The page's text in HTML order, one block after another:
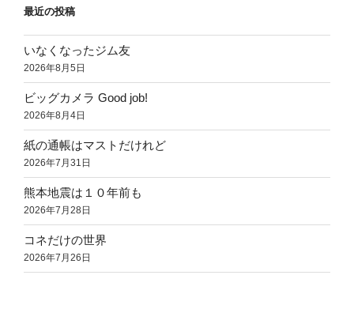
最近の投稿
いなくなったジム友
2026年8月5日
ビッグカメラ Good job!
2026年8月4日
紙の通帳はマストだけれど
2026年7月31日
熊本地震は１０年前も
2026年7月28日
コネだけの世界
2026年7月26日